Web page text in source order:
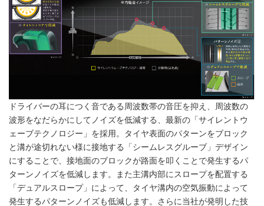
ドライバーの耳につく音である周波数帯の音圧を抑え、周波数の
波形をなだらかにしてノイズを低減する、最新の「サイレントウ
ェーブテクノロジー」を採用。タイヤ表面のパターンをブロック
と溝が途切れない様に接地する「シームレスグルーブ」デザイン
にすることで、接地面のブロックが路面を叩くことで発生するパ
ターンノイズを低減します。また主溝内部にスロープを配置する
「デュアルスロープ」によって、タイヤ溝内の空気振動によって
発生するパターンノイズも低減します。さらに当社が発明した技